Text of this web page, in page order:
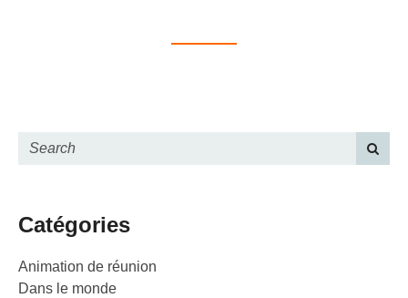
Catégories
Animation de réunion
Dans le monde